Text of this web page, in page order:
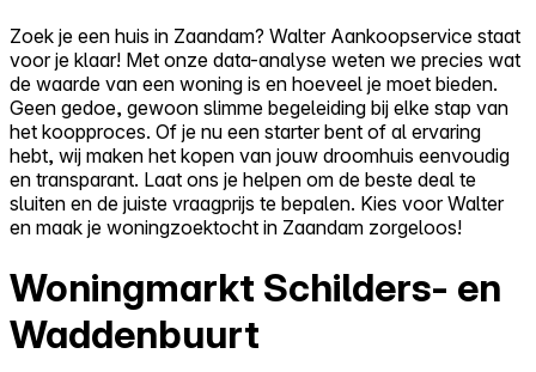
Zoek je een huis in Zaandam? Walter Aankoopservice staat
voor je klaar! Met onze data-analyse weten we precies wat
de waarde van een woning is en hoeveel je moet bieden.
Geen gedoe, gewoon slimme begeleiding bij elke stap van
het koopproces. Of je nu een starter bent of al ervaring
hebt, wij maken het kopen van jouw droomhuis eenvoudig
en transparant. Laat ons je helpen om de beste deal te
sluiten en de juiste vraagprijs te bepalen. Kies voor Walter
en maak je woningzoektocht in Zaandam zorgeloos!
Woningmarkt Schilders- en
Waddenbuurt